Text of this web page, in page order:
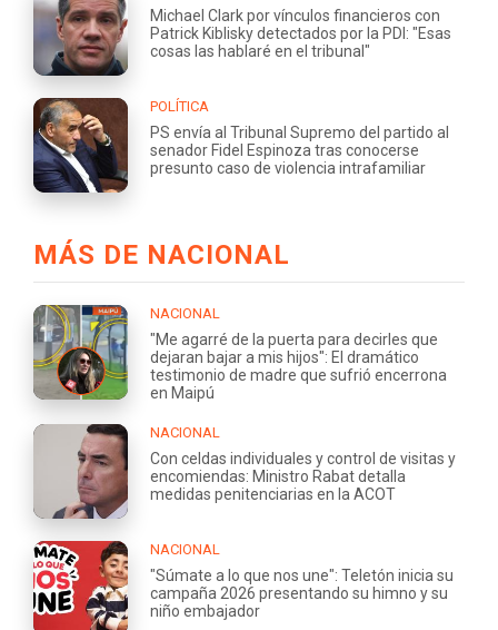
Michael Clark por vínculos financieros con
Patrick Kiblisky detectados por la PDI: "Esas
cosas las hablaré en el tribunal"
POLÍTICA
PS envía al Tribunal Supremo del partido al
senador Fidel Espinoza tras conocerse
presunto caso de violencia intrafamiliar
MÁS DE NACIONAL
NACIONAL
"Me agarré de la puerta para decirles que
dejaran bajar a mis hijos": El dramático
testimonio de madre que sufrió encerrona
en Maipú
NACIONAL
Con celdas individuales y control de visitas y
encomiendas: Ministro Rabat detalla
medidas penitenciarias en la ACOT
NACIONAL
"Súmate a lo que nos une": Teletón inicia su
campaña 2026 presentando su himno y su
niño embajador